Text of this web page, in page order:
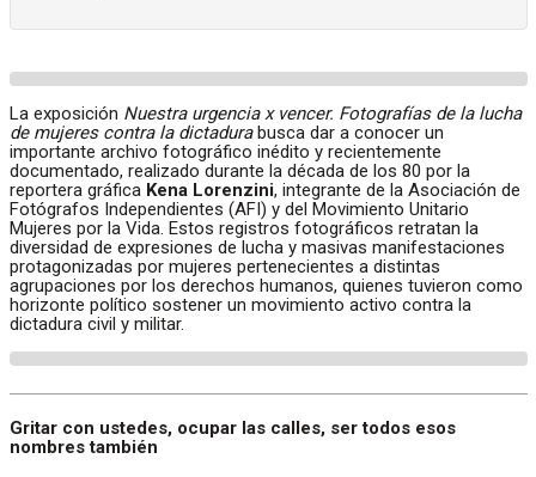
La exposición Nuestra urgencia x vencer. Fotografías de la lucha
de mujeres contra la dictadurabusca dar a conocer un
importante archivo fotográfico inédito y recientemente
documentado, realizado durante la década de los 80 por la
reportera gráfica Kena Lorenzini, integrante de la Asociación de
Fotógrafos Independientes (AFI) y del Movimiento Unitario
Mujeres por la Vida. Estos registros fotográficos retratan la
diversidad de expresiones de lucha y masivas manifestaciones
protagonizadas por mujeres pertenecientes a distintas
agrupaciones por los derechos humanos, quienes tuvieron como
horizonte político sostener un movimiento activo contra la
dictadura civil y militar.
Gritar con ustedes, ocupar las calles, ser todos esos
nombres también